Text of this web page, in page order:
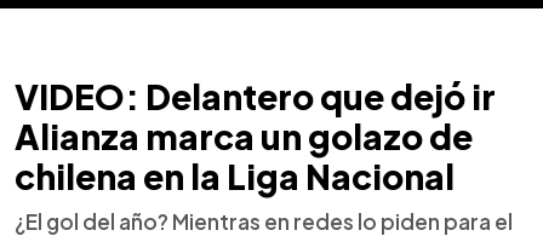
VIDEO: Delantero que dejó ir
Alianza marca un golazo de
chilena en la Liga Nacional
¿El gol del año? Mientras en redes lo piden para el